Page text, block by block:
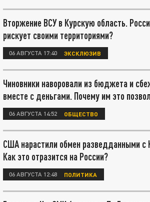
Вторжение ВСУ в Курскую область.
рискует своими территориями?
06 АВГУСТА 17:40 ЭКСКЛЮЗИВ
Чиновники наворовали из бюджета и
вместе с деньгами. Почему им это
06 АВГУСТА 14:52 ОБЩЕСТВО
США нарастили обмен разведданными с
Как это отразится на России?
06 АВГУСТА 12:48 ПОЛИТИКА